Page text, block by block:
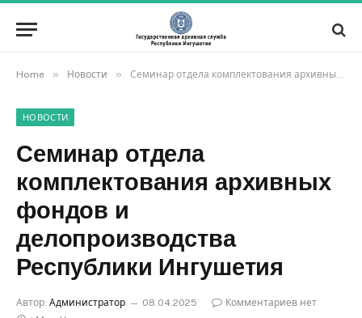
Home » Новости » Семинар отдела комплектования архивных фондов и делопроизводства Республики Ингушетия
НОВОСТИ
Семинар отдела
комплектования архивных
фондов и
делопроизводства
Республики Ингушетия
Автор: Администратор 08.04.2025
Комментариев нет